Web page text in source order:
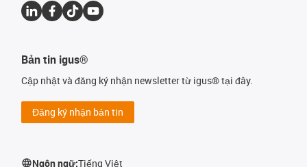
Bản tin igus®
Cập nhật và đăng ký nhận newsletter từ igus® tại đây.
Đăng ký nhận bản tin
Ngôn ngữ:Tiếng Việt